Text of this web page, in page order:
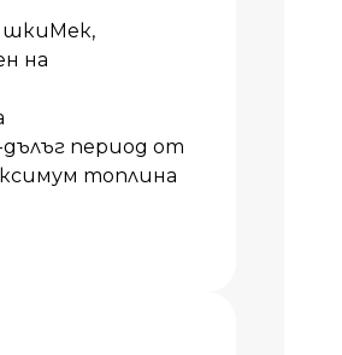
на
период от
топлина